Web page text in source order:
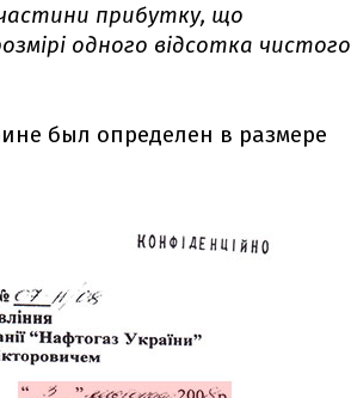
прибутку, що
одного відсотка чистого
был определен в размере